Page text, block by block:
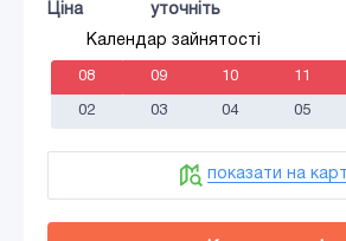
Ціна
уточніть
Календар зайнятості
08 09 10 11
02 03 04 05
показати на